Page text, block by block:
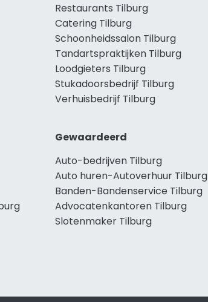
Restaurants Tilburg
Catering Tilburg
Schoonheidssalon Tilburg
Tandartspraktijken Tilburg
Loodgieters Tilburg
Stukadoorsbedrijf Tilburg
Verhuisbedrijf Tilburg
Gewaardeerd
Auto-bedrijven Tilburg
Auto huren-Autoverhuur Tilburg
Banden-Bandenservice Tilburg
Advocatenkantoren Tilburg
Slotenmaker Tilburg